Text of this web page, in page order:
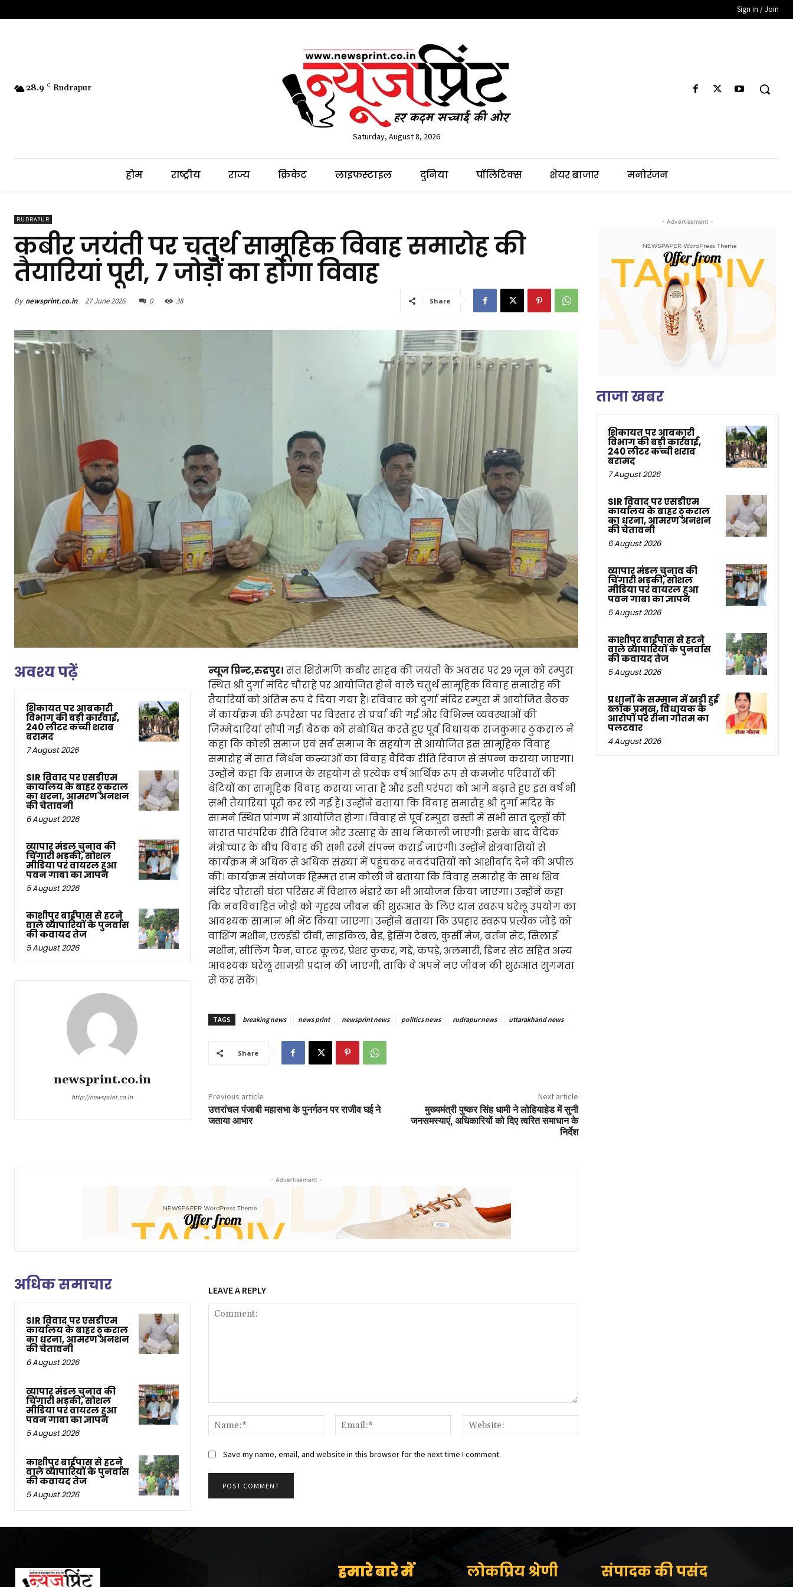
Sign in / Join
28.9 C Rudrapur
Saturday, August 8, 2026
होम राष्ट्रीय राज्य क्रिकेट लाइफस्टाइल दुनिया पॉलिटिक्स शेयर बाजार मनोरंजन
RUDRAPUR
कबीर जयंती पर चतुर्थ सामूहिक विवाह समारोह की
तैयारियां पूरी, 7 जोड़ों का होगा विवाह
By newsprint.co.in 27 June 2026 0 38 Share
अवश्य पढ़ें
शिकायत पर आबकारी
विभाग की बड़ी कार्रवाई,
240 लीटर कच्ची शराब
बरामद
7 August 2026
SIR विवाद पर एसडीएम
कार्यालय के बाहर ठुकराल
का धरना, आमरण अनशन
की चेतावनी
6 August 2026
व्यापार मंडल चुनाव की
चिंगारी भड़की, सोशल
मीडिया पर वायरल हुआ
पवन गाबा का ज्ञापन
5 August 2026
काशीपुर बाईपास से हटने
वाले व्यापारियों के पुनर्वास
की कवायद तेज
5 August 2026
newsprint.co.in
http://newsprint.co.in
न्यूज प्रिन्ट,रुद्रपुर। संत शिरोमणि कबीर साहब की जयंती के अवसर पर 29 जून को रम्पुरा
स्थित श्री दुर्गा मंदिर चौराहे पर आयोजित होने वाले चतुर्थ सामूहिक विवाह समारोह की
तैयारियों को अंतिम रूप दे दिया गया है। रविवार को दुर्गा मंदिर रम्पुरा में आयोजित बैठक
में कार्यक्रम की रूपरेखा पर विस्तार से चर्चा की गई और विभिन्न व्यवस्थाओं की
जिम्मेदारियां सौंपी गईं। बैठक को संबोधित करते हुए पूर्व विधायक राजकुमार ठुकराल ने
कहा कि कोली समाज एवं सर्व समाज के सहयोग से आयोजित इस सामूहिक विवाह
समारोह में सात निर्धन कन्याओं का विवाह वैदिक रीति रिवाज से संपन्न कराया जाएगा।
उन्होंने कहा कि समाज के सहयोग से प्रत्येक वर्ष आर्थिक रूप से कमजोर परिवारों की
बेटियों का सामूहिक विवाह कराया जाता है और इसी परंपरा को आगे बढ़ाते हुए इस वर्ष भी
सभी तैयारियां पूरी कर ली गई हैं। उन्होंने बताया कि विवाह समारोह श्री दुर्गा मंदिर के
सामने स्थित प्रांगण में आयोजित होगा। विवाह से पूर्व रम्पुरा बस्ती में सभी सात दूल्हों की
बारात पारंपरिक रीति रिवाज और उत्साह के साथ निकाली जाएगी। इसके बाद वैदिक
मंत्रोच्चार के बीच विवाह की सभी रस्में संपन्न कराई जाएंगी। उन्होंने क्षेत्रवासियों से
कार्यक्रम में अधिक से अधिक संख्या में पहुंचकर नवदंपतियों को आशीर्वाद देने की अपील
की। कार्यक्रम संयोजक हिम्मत राम कोली ने बताया कि विवाह समारोह के साथ शिव
मंदिर चौरासी घंटा परिसर में विशाल भंडारे का भी आयोजन किया जाएगा। उन्होंने कहा
कि नवविवाहित जोड़ों को गृहस्थ जीवन की शुरुआत के लिए दान स्वरूप घरेलू उपयोग का
आवश्यक सामान भी भेंट किया जाएगा। उन्होंने बताया कि उपहार स्वरूप प्रत्येक जोड़े को
वाशिंग मशीन, एलईडी टीवी, साइकिल, बैड, ड्रेसिंग टेबल, कुर्सी मेज, बर्तन सेट, सिलाई
मशीन, सीलिंग फैन, वाटर कूलर, प्रेशर कुकर, गद्दे, कपड़े, अलमारी, डिनर सेट सहित अन्य
आवश्यक घरेलू सामग्री प्रदान की जाएगी, ताकि वे अपने नए जीवन की शुरुआत सुगमता
से कर सकें।
TAGS breaking news news print newsprint news politics news rudrapur news uttarakhand news
Share
Previous article
उत्तरांचल पंजाबी महासभा के पुनर्गठन पर राजीव घई ने
जताया आभार
Next article
मुख्यमंत्री पुष्कर सिंह धामी ने लोहियाहेड में सुनी
जनसमस्याएं, अधिकारियों को दिए त्वरित समाधान के
निर्देश
- Advertisement -
अधिक समाचार
SIR विवाद पर एसडीएम
कार्यालय के बाहर ठुकराल
का धरना, आमरण अनशन
की चेतावनी
6 August 2026
व्यापार मंडल चुनाव की
चिंगारी भड़की, सोशल
मीडिया पर वायरल हुआ
पवन गाबा का ज्ञापन
5 August 2026
काशीपुर बाईपास से हटने
वाले व्यापारियों के पुनर्वास
की कवायद तेज
5 August 2026
LEAVE A REPLY
Name:*
Email:*
Save my name, email, and website in this browser for the next time I comment.
- Advertisement -
ताजा खबर
शिकायत पर आबकारी
विभाग की बड़ी कार्रवाई,
240 लीटर कच्ची शराब
बरामद
7 August 2026
SIR विवाद पर एसडीएम
कार्यालय के बाहर ठुकराल
का धरना, आमरण अनशन
की चेतावनी
6 August 2026
व्यापार मंडल चुनाव की
चिंगारी भड़की, सोशल
मीडिया पर वायरल हुआ
पवन गाबा का ज्ञापन
5 August 2026
काशीपुर बाईपास से हटने
वाले व्यापारियों के पुनर्वास
की कवायद तेज
5 August 2026
प्रधानों के सम्मान में खड़ी हुई
ब्लॉक प्रमुख, विधायक के
आरोपों पर रीना गौतम का
पलटवार
4 August 2026
हमारे बारे में लोकप्रिय श्रेणी संपादक की पसंद